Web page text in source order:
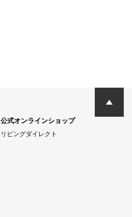
公式オンラインショップ
リビングダイレクト